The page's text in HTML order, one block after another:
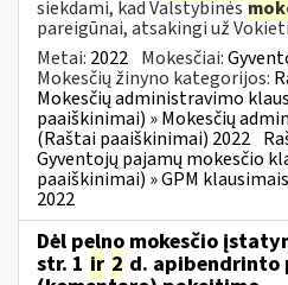
siekdami, kad Valstybinės
pareigūnai, atsakingi už
Metai: 2022 Mokesčiai:
Mokesčių žinyno kategorijos:
Mokesčių administravimo
paaiškinimai) » Mokesčių
(Raštai paaiškinimai) 2022
Gyventojų pajamų mokesčio
paaiškinimai) » GPM
2022
Dėl pelno mokesčio
str. 1 ir 2 d. apibendrinto